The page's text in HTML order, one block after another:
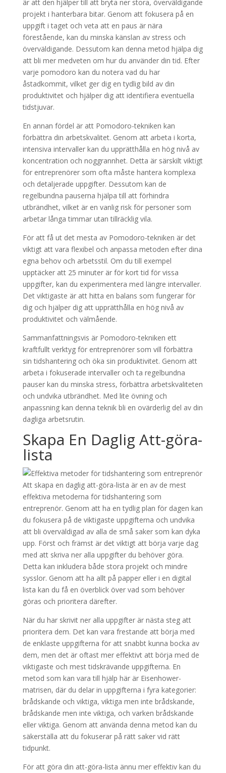
är att den hjälper till att bryta ner stora, överväldigande
projekt i hanterbara bitar. Genom att fokusera på en
uppgift i taget och veta att en paus är nära
förestående, kan du minska känslan av stress och
överväldigande. Dessutom kan denna metod hjälpa dig
att bli mer medveten om hur du använder din tid. Efter
varje pomodoro kan du notera vad du har
åstadkommit, vilket ger dig en tydlig bild av din
produktivitet och hjälper dig att identifiera eventuella
tidstjuvar.
En annan fördel är att Pomodoro-tekniken kan
förbättra din arbetskvalitet. Genom att arbeta i korta,
intensiva intervaller kan du upprätthålla en hög nivå av
koncentration och noggrannhet. Detta är särskilt viktigt
för entreprenörer som ofta måste hantera komplexa
och detaljerade uppgifter. Dessutom kan de
regelbundna pauserna hjälpa till att förhindra
utbrändhet, vilket är en vanlig risk för personer som
arbetar långa timmar utan tillräcklig vila.
För att få ut det mesta av Pomodoro-tekniken är det
viktigt att vara flexibel och anpassa metoden efter dina
egna behov och arbetsstil. Om du till exempel
upptäcker att 25 minuter är för kort tid för vissa
uppgifter, kan du experimentera med längre intervaller.
Det viktigaste är att hitta en balans som fungerar för
dig och hjälper dig att upprätthålla en hög nivå av
produktivitet och välmående.
Sammanfattningsvis är Pomodoro-tekniken ett
kraftfullt verktyg för entreprenörer som vill förbättra
sin tidshantering och öka sin produktivitet. Genom att
arbeta i fokuserade intervaller och ta regelbundna
pauser kan du minska stress, förbättra arbetskvaliteten
och undvika utbrändhet. Med lite övning och
anpassning kan denna teknik bli en ovärderlig del av din
dagliga arbetsrutin.
Skapa En Daglig Att-göra-
lista
Att skapa en daglig att-göra-lista är en av de mest
effektiva metoderna för tidshantering som
entreprenör. Genom att ha en tydlig plan för dagen kan
du fokusera på de viktigaste uppgifterna och undvika
att bli överväldigad av alla de små saker som kan dyka
upp. Först och främst är det viktigt att börja varje dag
med att skriva ner alla uppgifter du behöver göra.
Detta kan inkludera både stora projekt och mindre
sysslor. Genom att ha allt på papper eller i en digital
lista kan du få en överblick över vad som behöver
göras och prioritera därefter.
När du har skrivit ner alla uppgifter är nästa steg att
prioritera dem. Det kan vara frestande att börja med
de enklaste uppgifterna för att snabbt kunna bocka av
dem, men det är oftast mer effektivt att börja med de
viktigaste och mest tidskrävande uppgifterna. En
metod som kan vara till hjälp här är Eisenhower-
matrisen, där du delar in uppgifterna i fyra kategorier:
brådskande och viktiga, viktiga men inte brådskande,
brådskande men inte viktiga, och varken brådskande
eller viktiga. Genom att använda denna metod kan du
säkerställa att du fokuserar på rätt saker vid rätt
tidpunkt.
För att göra din att-göra-lista ännu mer effektiv kan du